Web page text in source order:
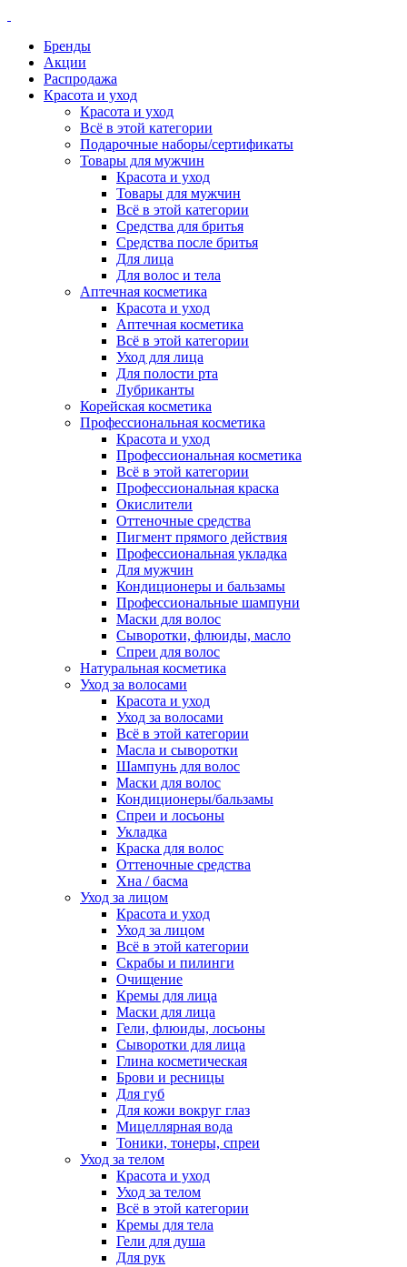
Бренды
Акции
Распродажа
Красота и уход
Красота и уход
Всё в этой категории
Подарочные наборы/сертификаты
Товары для мужчин
Красота и уход
Товары для мужчин
Всё в этой категории
Средства для бритья
Средства после бритья
Для лица
Для волос и тела
Аптечная косметика
Красота и уход
Аптечная косметика
Всё в этой категории
Уход для лица
Для полости рта
Лубриканты
Корейская косметика
Профессиональная косметика
Красота и уход
Профессиональная косметика
Всё в этой категории
Профессиональная краска
Окислители
Оттеночные средства
Пигмент прямого действия
Профессиональная укладка
Для мужчин
Кондиционеры и бальзамы
Профессиональные шампуни
Маски для волос
Сыворотки, флюиды, масло
Спреи для волос
Натуральная косметика
Уход за волосами
Красота и уход
Уход за волосами
Всё в этой категории
Масла и сыворотки
Шампунь для волос
Маски для волос
Кондиционеры/бальзамы
Спреи и лосьоны
Укладка
Краска для волос
Оттеночные средства
Хна / басма
Уход за лицом
Красота и уход
Уход за лицом
Всё в этой категории
Скрабы и пилинги
Очищение
Кремы для лица
Маски для лица
Гели, флюиды, лосьоны
Сыворотки для лица
Глина косметическая
Брови и ресницы
Для губ
Для кожи вокруг глаз
Мицеллярная вода
Тоники, тонеры, спреи
Уход за телом
Красота и уход
Уход за телом
Всё в этой категории
Кремы для тела
Гели для душа
Для рук